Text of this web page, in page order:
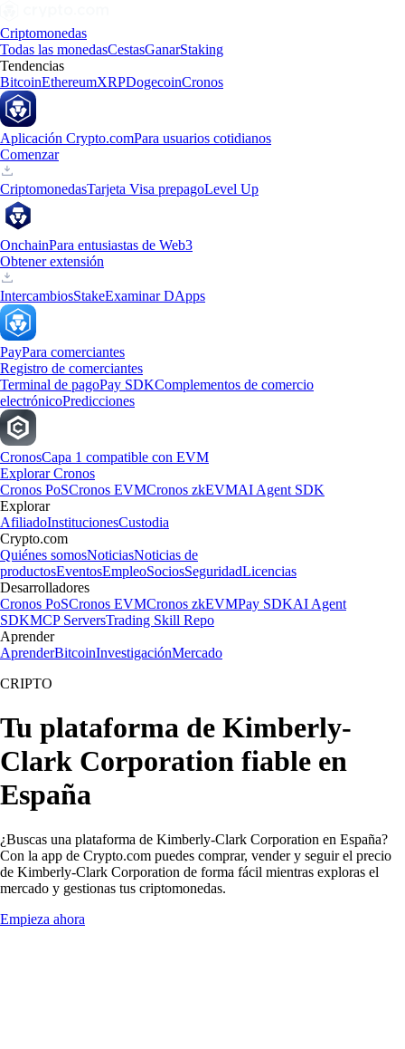
Criptomonedas
Todas las monedasCestasGanarStaking
Tendencias
BitcoinEthereumXRPDogecoinCronos
Aplicación Crypto.comPara usuarios cotidianos
Comenzar
CriptomonedasTarjeta Visa prepagoLevel Up
OnchainPara entusiastas de Web3
Obtener extensión
IntercambiosStakeExaminar DApps
PayPara comerciantes
Registro de comerciantes
Terminal de pagoPay SDKComplementos de comercio
electrónicoPredicciones
CronosCapa 1 compatible con EVM
Explorar Cronos
Cronos PoSCronos EVMCronos zkEVMAI Agent SDK
Explorar
AfiliadoInstitucionesCustodia
Crypto.com
Quiénes somosNoticiasNoticias de
productosEventosEmpleoSociosSeguridadLicencias
Desarrolladores
Cronos PoSCronos EVMCronos zkEVMPay SDKAI Agent
SDKMCP ServersTrading Skill Repo
Aprender
AprenderBitcoinInvestigaciónMercado
CRIPTO
Tu plataforma de Kimberly-
Clark Corporation fiable en
España
¿Buscas una plataforma de Kimberly-Clark Corporation en España?
Con la app de Crypto.com puedes comprar, vender y seguir el precio
de Kimberly-Clark Corporation de forma fácil mientras exploras el
mercado y gestionas tus criptomonedas.
Empieza ahora